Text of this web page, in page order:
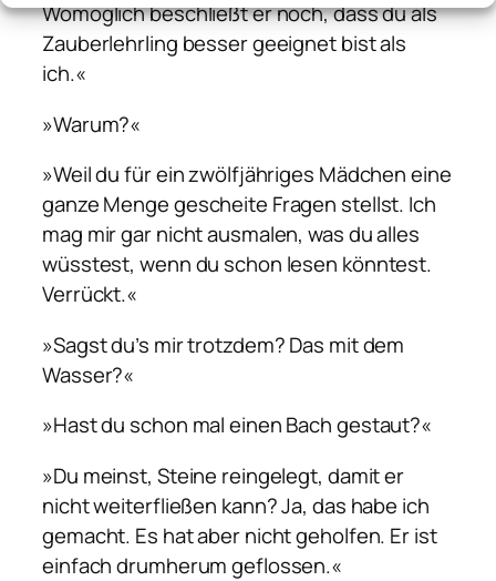
Womöglich beschließt er noch, dass du als
Zauberlehrling besser geeignet bist als
ich.«
»Warum?«
»Weil du für ein zwölfjähriges Mädchen eine
ganze Menge gescheite Fragen stellst. Ich
mag mir gar nicht ausmalen, was du alles
wüsstest, wenn du schon lesen könntest.
Verrückt.«
»Sagst du’s mir trotzdem? Das mit dem
Wasser?«
»Hast du schon mal einen Bach gestaut?«
»Du meinst, Steine reingelegt, damit er
nicht weiterfließen kann? Ja, das habe ich
gemacht. Es hat aber nicht geholfen. Er ist
einfach drumherum geflossen.«